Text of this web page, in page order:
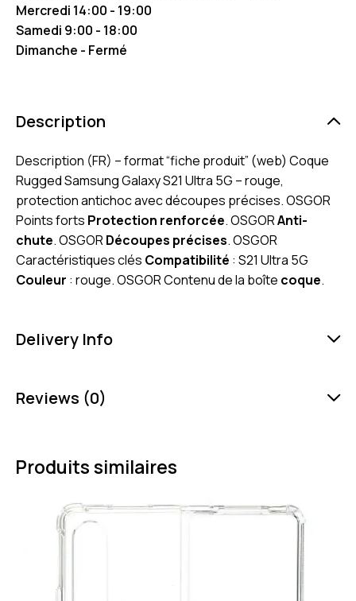
Mercredi 14:00 - 19:00
Samedi 9:00 - 18:00
Dimanche - Fermé
Description
Description (FR) – format “fiche produit” (web) Coque
Rugged Samsung Galaxy S21 Ultra 5G – rouge,
protection antichoc avec découpes précises. OSGOR
Points forts Protection renforcée. OSGORAnti-
chute. OSGORDécoupes précises. OSGOR
Caractéristiques clés Compatibilité : S21 Ultra 5G
Couleur : rouge. OSGOR Contenu de la boîte coque.
Delivery Info
Reviews (0)
Produits similaires